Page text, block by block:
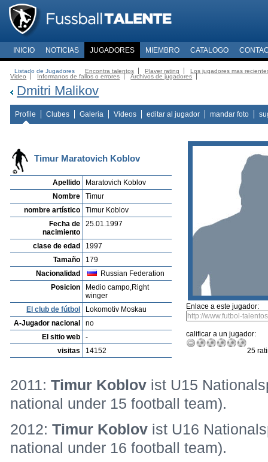
INICIO NOTICIAS JUGADORES MIEMBRO CATALOGO
Listado de Jugadores Encontra talentos Player rating
Los jugadores mas
Video
Informanos de fallos o errores Archivos de jugadores
Dmitri Malikov
Profile Clubes Galeria Videos editar al jugador mandar foto
Timur Maratovich Koblov
Apellido
Maratovich Koblov
Nombre
Timur
nombre artístico
Timur Koblov
Fecha de
nacimiento
25.01.1997
clase de edad
1997
Tamaño
179
Nacionalidad
Russian Federation
Posicion
Medio campo,Right
winger
El club de fútbol
Lokomotiv Moskau
A-Jugador nacional
no
El sitio web
-
visitas
14152
Enlace a este jugador:
calificar a un jugador:
25
2011:Timur Koblov ist U15
national under 15 football team).
2012:Timur Koblov ist U16
national under 16 football team).